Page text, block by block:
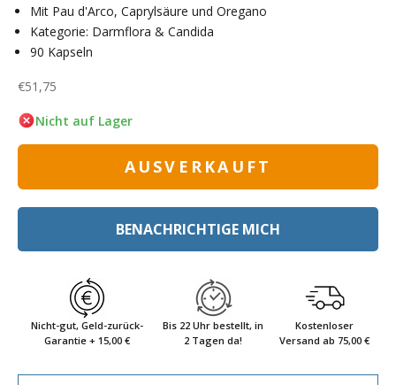
Mit Pau d'Arco, Caprylsäure und Oregano
Kategorie: Darmflora & Candida
90 Kapseln
Angebot
€51,75
Nicht auf Lager
AUSVERKAUFT
BENACHRICHTIGE MICH
Nicht-gut, Geld-zurück-
Garantie + 15,00 €
Bis 22 Uhr bestellt, in
2 Tagen da!
Kostenloser
Versand ab 75,00 €